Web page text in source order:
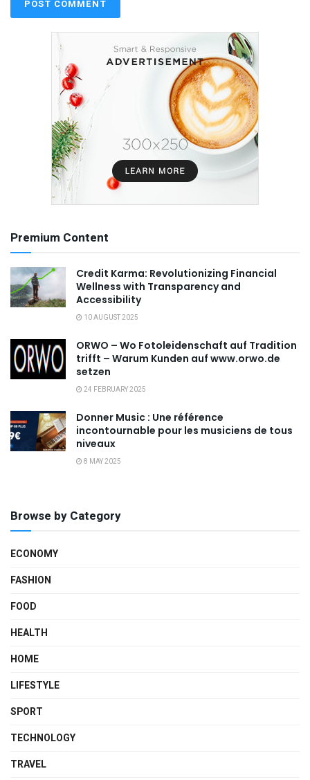
Premium Content
Credit Karma: Revolutionizing Financial
Wellness with Transparency and
Accessibility
10 AUGUST 2025
ORWO – Wo Fotoleidenschaft auf Tradition
trifft – Warum Kunden auf www.orwo.de
setzen
24 FEBRUARY 2025
Donner Music : Une référence
incontournable pour les musiciens de tous
niveaux
8 MAY 2025
Browse by Category
ECONOMY
FASHION
FOOD
HEALTH
HOME
LIFESTYLE
SPORT
TECHNOLOGY
TRAVEL